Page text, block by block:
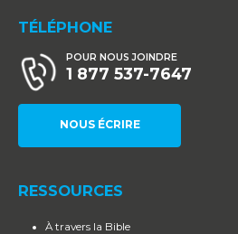
TÉLÉPHONE
POUR NOUS JOINDRE
1 877 537-7647
NOUS ÉCRIRE
RESSOURCES
À travers la Bible